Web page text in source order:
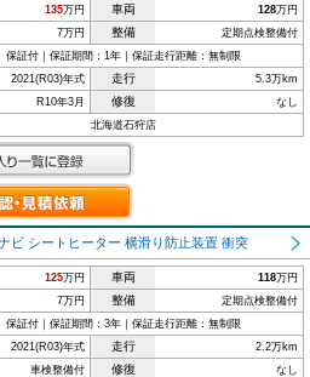
135万円 車両 128万円
7万円 整備 定期点検整備付
保証付｜保証期間：1年｜保証走行距離：無制限
2021(R03)年式 走行 5.3万km
R10年3月 修復 なし
北海道石狩店
ビ シートヒーター 横滑り防止装置 衝突
125万円 車両 118万円
7万円 整備 定期点検整備付
保証付｜保証期間：3年｜保証走行距離：無制限
2021(R03)年式 走行 2.2万km
車検整備付 修復 なし